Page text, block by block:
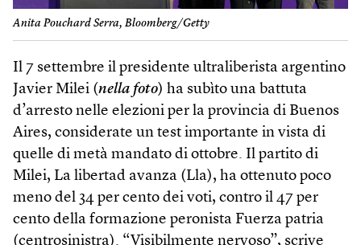
Anita Pouchard Serra, Bloomberg/Getty
Il 7 settembre il presidente ultraliberista argentino
Javier Milei (nella foto) ha subìto una battuta
d’arresto nelle elezioni per la provincia di Buenos
Aires, considerate un test importante in vista di
quelle di metà mandato di ottobre. Il partito di
Milei, La libertad avanza (Lla), ha ottenuto poco
meno del 34 per cento dei voti, contro il 47 per
cento della formazione peronista Fuerza patria
(centrosinistra). “Visibilmente nervoso”, scrive